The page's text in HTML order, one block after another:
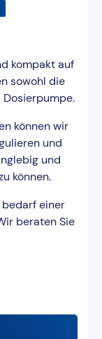
kompakt auf
sowohl die
können wir
und
und
können.
einer
beraten Sie